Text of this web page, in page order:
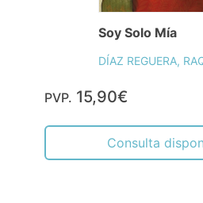
Soy Solo Mía
DÍAZ REGUERA,
PVP. 15,90€
Consulta